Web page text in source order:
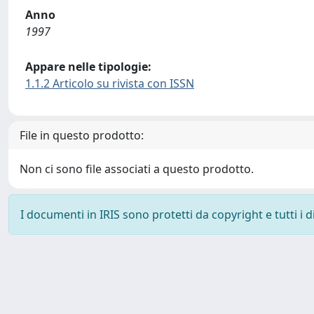
Anno
1997
Appare nelle tipologie:
1.1.2 Articolo su rivista con ISSN
File in questo prodotto:
Non ci sono file associati a questo prodotto.
I documenti in IRIS sono protetti da copyright e tutti i